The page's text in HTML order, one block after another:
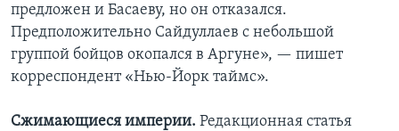
предложен и Басаеву, но он отказался.
Предположительно Сайдуллаев с небольшой
группой бойцов окопался в Аргуне», — пишет
корреспондент «Нью-Йорк таймс».
Сжимающиеся империи. Редакционная статья